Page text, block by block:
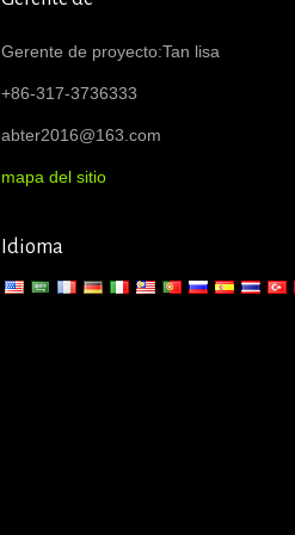
Gerente de proyecto:Tan lisa
+86-317-3736333
abter2016@163.com
mapa del sitio
Idioma